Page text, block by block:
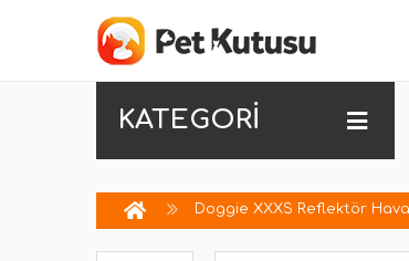
KATEGORİ
Doggie XXXS Reflektör